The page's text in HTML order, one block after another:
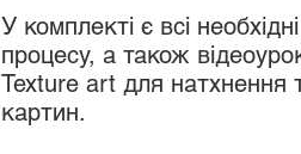
У комплекті є всі
процесу, а також
Texture art для натхнення
картин.